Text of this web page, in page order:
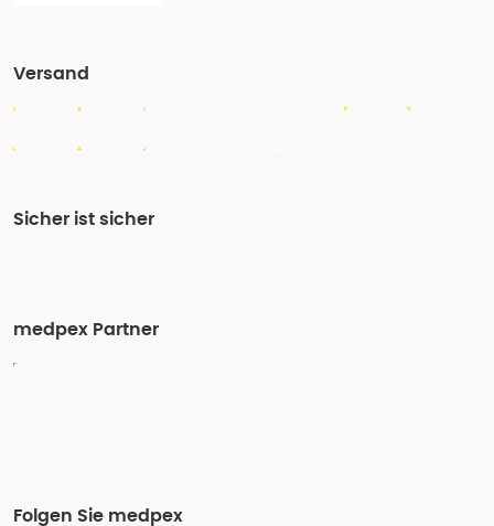
Versand
Sicher ist sicher
medpex Partner
Folgen Sie medpex